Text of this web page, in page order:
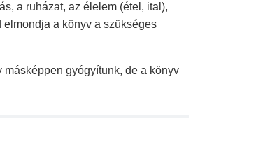
a ruházat, az élelem (étel, ital),
elmondja a könyv a szükséges
gyógyítunk, de a könyv